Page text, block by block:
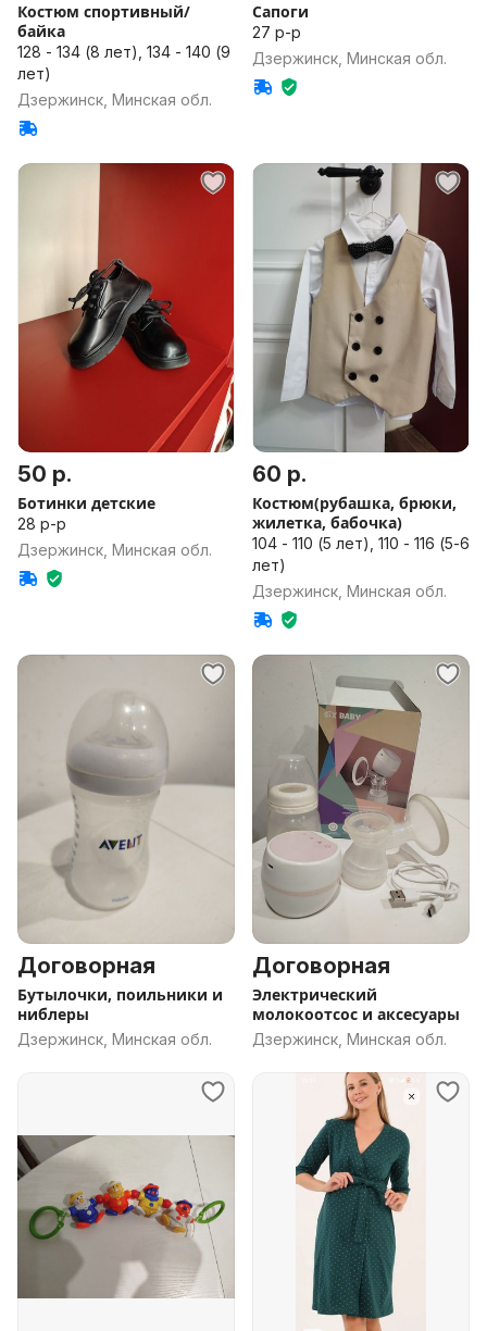
Костюм спортивный/
байка
128 - 134 (8 лет), 134 - 140 (9
лет)
Дзержинск, Минская обл.
Сапоги
27 р-р
Дзержинск, Минская обл.
50 р.
Ботинки детские
28 р-р
Дзержинск, Минская обл.
60 р.
Костюм(рубашка, брюки,
жилетка, бабочка)
104 - 110 (5 лет), 110 - 116 (5-6
лет)
Дзержинск, Минская обл.
Договорная
Бутылочки, поильники и
ниблеры
Дзержинск, Минская обл.
Договорная
Электрический
молокоотсос и аксесуары
Дзержинск, Минская обл.